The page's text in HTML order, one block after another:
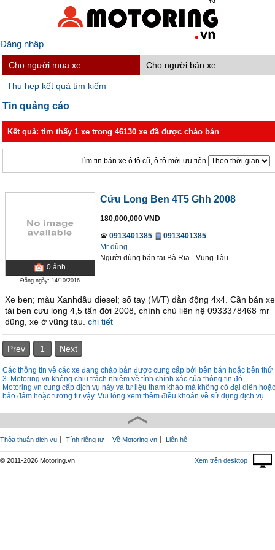
Đăng nhập
Cho người mua xe Cho người bán xe
Thu hẹp kết quả tìm kiếm
Tin quảng cáo
Kết quả: tìm thấy 1 xe trong 46130 xe đã được chào bán
Tìm tin bán xe ô tô cũ, ô tô mới ưu tiên
0 ảnh
Đăng ngày: 14/10/2016
Cửu Long Ben 4T5 Ghh 2008
180,000,000 VND
0913401385
0913401385
Mr dũng
Người dùng bán tại Bà Rịa - Vung Tàu
Xe ben; màu Xanhdầu diesel; số tay (M/T) dẫn động 4x4. Cần bán xe
tải ben cưu long 4,5 tấn đời 2008, chính chủ liên hệ 0933378468 mr
dũng, xe ở vũng tàu. chi tiết
Prev 1 Next
Các thông tin về các xe đang chào bán được cung cấp bởi bên bán hoặc bên thứ
3. Motoring.vn không chịu trách nhiệm về tính chính xác của thông tin đó.
Motoring.vn cung cấp dịch vụ này và tư liệu tham khảo mà không có đại diên hoặc
bảo đảm hoặc tương tư vậy. Vui lòng xem thêm điều khoản về sử dụng dịch vụ
Thỏa thuận dịch vụ Tính riêng tư Về Motoring.vn Liên hệ
© 2011-2026 Motoring.vn Xem trên desktop